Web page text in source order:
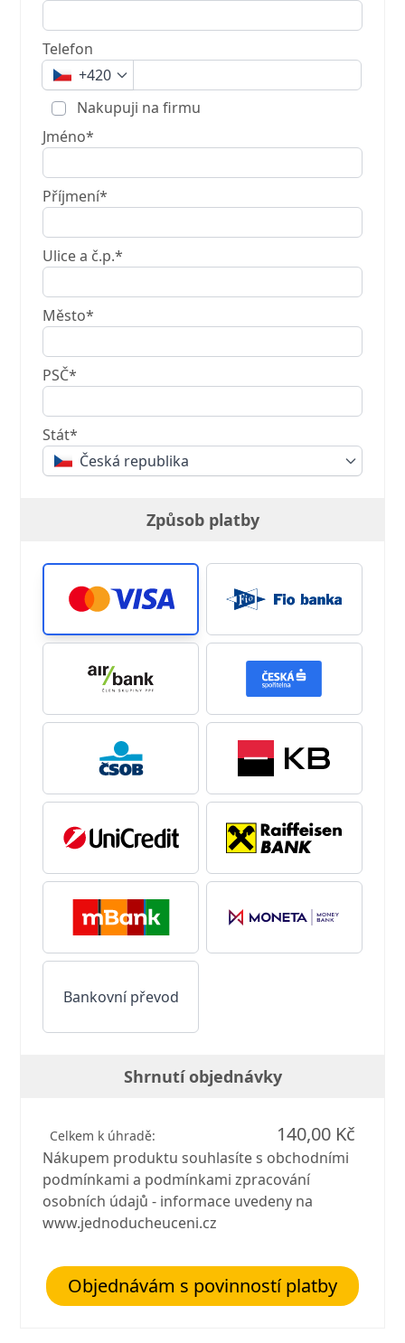
Telefon
+420
Nakupuji na firmu
Jméno*
Příjmení*
Ulice a č.p.*
Město*
PSČ*
Stát*
Česká republika
Způsob platby
Bankovní převod
Shrnutí objednávky
Celkem k úhradě: 140,00 Kč
Nákupem produktu souhlasíte s obchodními
podmínkami a podmínkami zpracování
osobních údajů - informace uvedeny na
www.jednoducheuceni.cz
Objednávám s povinností platby